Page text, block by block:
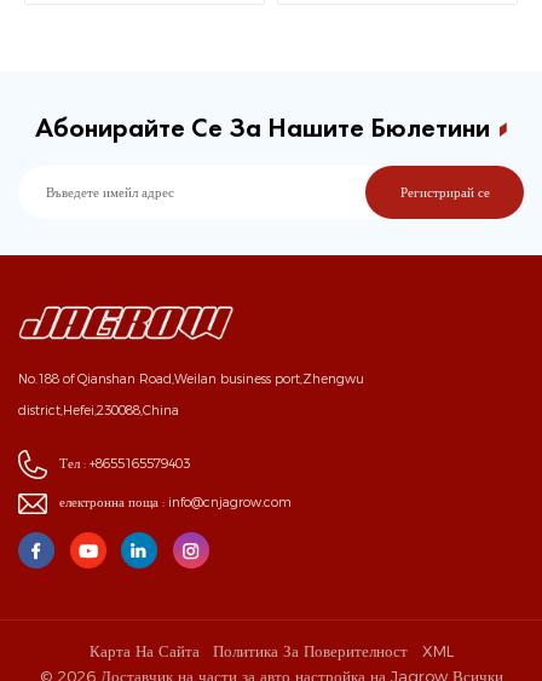
Абонирайте Се За Нашите Бюлетини
No.188 of Qianshan Road,Weilan business port,Zhengwu
district,Hefei,230088,China
Тел : +8655165579403
електронна поща : info@cnjagrow.com
Карта На Сайта Политика За Поверителност
XML
© 2026 Доставчик на части за авто настройка на Jagrow Всички